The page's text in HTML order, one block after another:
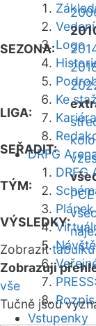
Logo
Ke
Kariéra
DRFG
DRFG
Vstupenky
SEZONA:
LIGA:
SEŘADIT:
kolo
TÝM:
PCE
VÝSLEDKY:
Zobrazittabulku
Zobrazuji
vše
Tučně jsou